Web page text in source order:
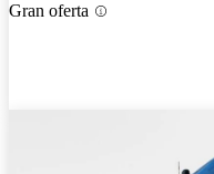
Gran oferta